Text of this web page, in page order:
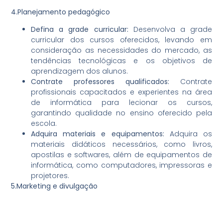
4.Planejamento pedagógico
Defina a grade curricular: Desenvolva a grade
curricular dos cursos oferecidos, levando em
consideração as necessidades do mercado, as
tendências tecnológicas e os objetivos de
aprendizagem dos alunos.
Contrate professores qualificados: Contrate
profissionais capacitados e experientes na área
de informática para lecionar os cursos,
garantindo qualidade no ensino oferecido pela
escola.
Adquira materiais e equipamentos: Adquira os
materiais didáticos necessários, como livros,
apostilas e softwares, além de equipamentos de
informática, como computadores, impressoras e
projetores.
5.Marketing e divulgação